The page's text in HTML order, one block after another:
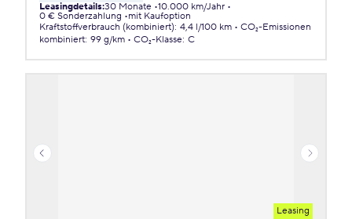
Leasingdetails:30 Monate 10.000 km/Jahr
0 € Sonderzahlung
mit Kaufoption
Kraftstoffverbrauch (kombiniert): 4,4 l/100 km
CO₂-Emissionen
kombiniert: 99 g/km CO₂-Klasse: C
Leasing